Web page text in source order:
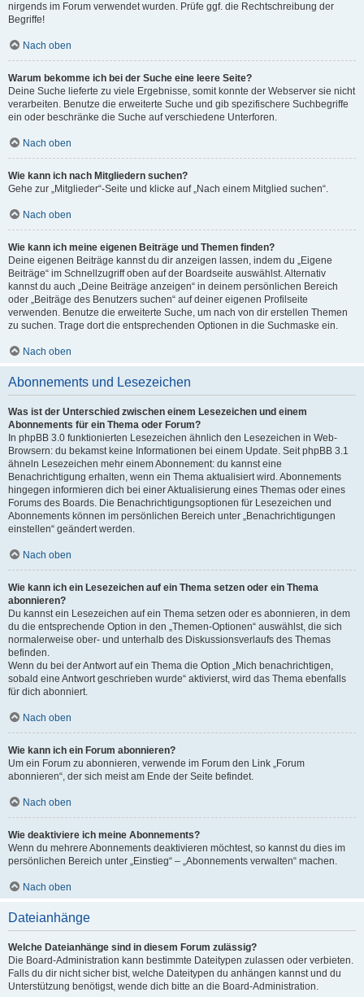
nirgends im Forum verwendet wurden. Prüfe ggf. die Rechtschreibung der
Begriffe!
Nach oben
Warum bekomme ich bei der Suche eine leere Seite?
Deine Suche lieferte zu viele Ergebnisse, somit konnte der Webserver sie nicht
verarbeiten. Benutze die erweiterte Suche und gib spezifischere Suchbegriffe
ein oder beschränke die Suche auf verschiedene Unterforen.
Nach oben
Wie kann ich nach Mitgliedern suchen?
Gehe zur „Mitglieder“-Seite und klicke auf „Nach einem Mitglied suchen“.
Nach oben
Wie kann ich meine eigenen Beiträge und Themen finden?
Deine eigenen Beiträge kannst du dir anzeigen lassen, indem du „Eigene
Beiträge“ im Schnellzugriff oben auf der Boardseite auswählst. Alternativ
kannst du auch „Deine Beiträge anzeigen“ in deinem persönlichen Bereich
oder „Beiträge des Benutzers suchen“ auf deiner eigenen Profilseite
verwenden. Benutze die erweiterte Suche, um nach von dir erstellen Themen
zu suchen. Trage dort die entsprechenden Optionen in die Suchmaske ein.
Nach oben
Abonnements und Lesezeichen
Was ist der Unterschied zwischen einem Lesezeichen und einem
Abonnements für ein Thema oder Forum?
In phpBB 3.0 funktionierten Lesezeichen ähnlich den Lesezeichen in Web-
Browsern: du bekamst keine Informationen bei einem Update. Seit phpBB 3.1
ähneln Lesezeichen mehr einem Abonnement: du kannst eine
Benachrichtigung erhalten, wenn ein Thema aktualisiert wird. Abonnements
hingegen informieren dich bei einer Aktualisierung eines Themas oder eines
Forums des Boards. Die Benachrichtigungsoptionen für Lesezeichen und
Abonnements können im persönlichen Bereich unter „Benachrichtigungen
einstellen“ geändert werden.
Nach oben
Wie kann ich ein Lesezeichen auf ein Thema setzen oder ein Thema
abonnieren?
Du kannst ein Lesezeichen auf ein Thema setzen oder es abonnieren, in dem
du die entsprechende Option in den „Themen-Optionen“ auswählst, die sich
normalerweise ober- und unterhalb des Diskussionsverlaufs des Themas
befinden.
Wenn du bei der Antwort auf ein Thema die Option „Mich benachrichtigen,
sobald eine Antwort geschrieben wurde“ aktivierst, wird das Thema ebenfalls
für dich abonniert.
Nach oben
Wie kann ich ein Forum abonnieren?
Um ein Forum zu abonnieren, verwende im Forum den Link „Forum
abonnieren“, der sich meist am Ende der Seite befindet.
Nach oben
Wie deaktiviere ich meine Abonnements?
Wenn du mehrere Abonnements deaktivieren möchtest, so kannst du dies im
persönlichen Bereich unter „Einstieg“ – „Abonnements verwalten“ machen.
Nach oben
Dateianhänge
Welche Dateianhänge sind in diesem Forum zulässig?
Die Board-Administration kann bestimmte Dateitypen zulassen oder verbieten.
Falls du dir nicht sicher bist, welche Dateitypen du anhängen kannst und du
Unterstützung benötigst, wende dich bitte an die Board-Administration.